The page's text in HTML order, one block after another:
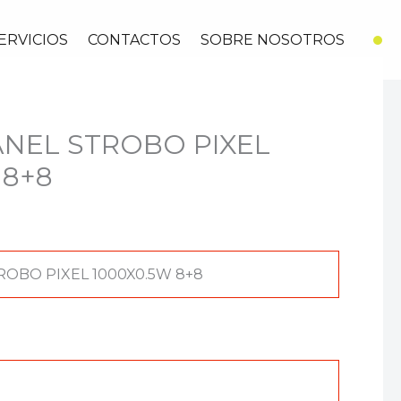
CONTACTOS SOBRE NOSOTROS
STROBO PIXEL
PIXEL 1000X0.5W 8+8